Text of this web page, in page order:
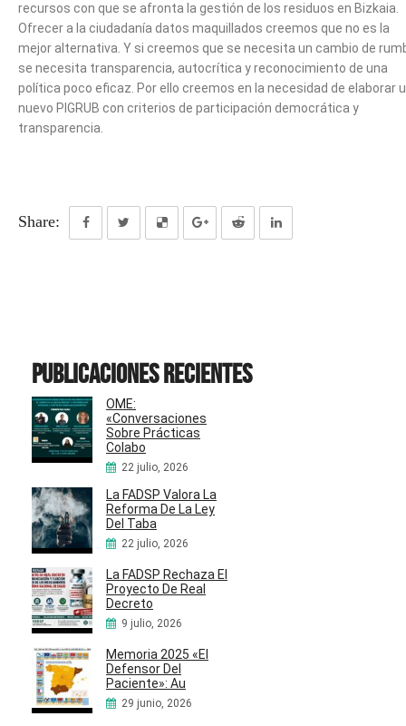
recursos con que se afronta la gestión de los residuos en Bizkaia.
Ofrecer a la ciudadanía datos maquillados creemos que no es la
mejor alternativa. Y si creemos que se necesita un cambio de
se necesita transparencia, autocrítica y reconocimiento de una
política poco eficaz. Por ello creemos en la necesidad de elaborar
nuevo PIGRUB con criterios de participación democrática y
transparencia.
Share:
Publicaciones recientes
OME:
«Conversaciones
Sobre Prácticas
Colabo
22 julio, 2026
La FADSP Valora La
Reforma De La Ley
Del Taba
22 julio, 2026
La FADSP Rechaza El
Proyecto De Real
Decreto
9 julio, 2026
Memoria 2025 «El
Defensor Del
Paciente»: Au
29 junio, 2026